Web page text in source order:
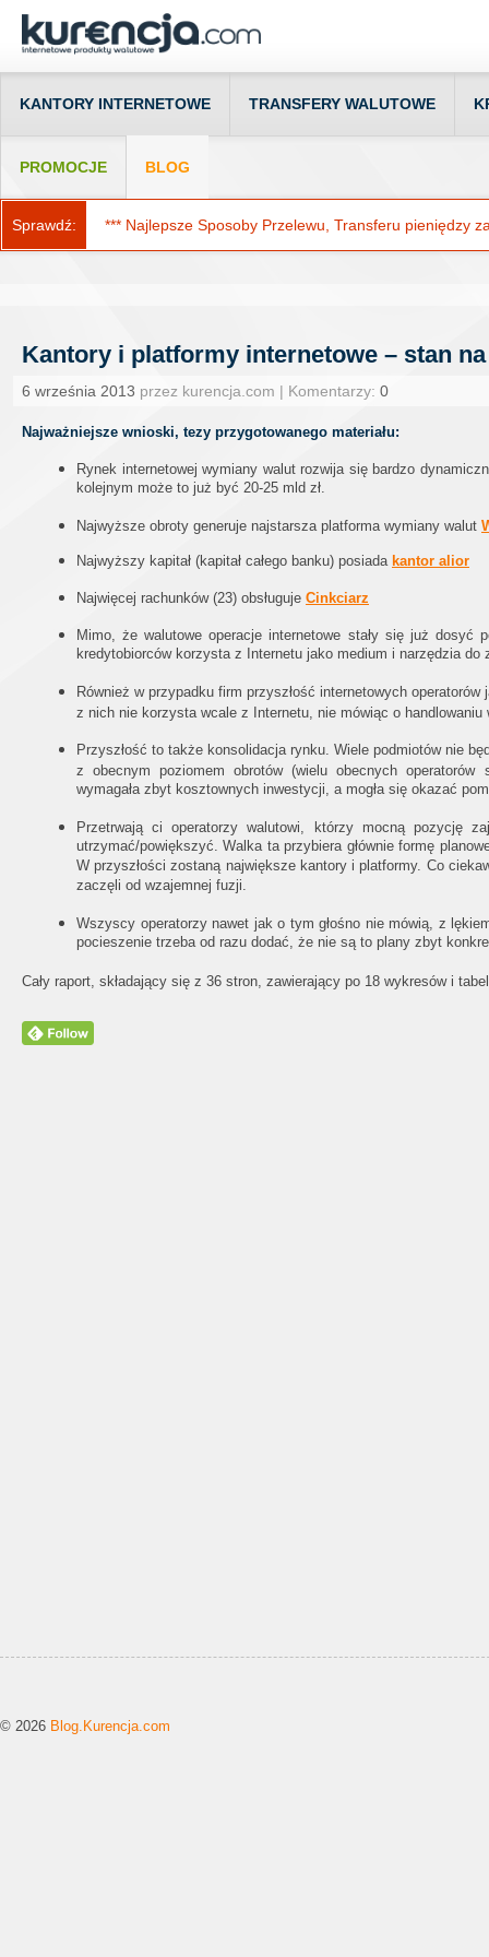
KANTORY INTERNETOWE TRANSFERY WALUTOWE
PROMOCJE BLOG
Sprawdź: *** Najlepsze Sposoby Przelewu, Transferu pieniędzy
Kantory i platformy internetowe – stan na
6 września 2013 przez kurencja.com | Komentarzy: 0
Najważniejsze wnioski, tezy przygotowanego materiału:
Rynek internetowej wymiany walut rozwija się bardzo
kolejnym może to już być 20-25 mld zł.
Najwyższe obroty generuje najstarsza platforma wymiany walut
Najwyższy kapitał (kapitał całego banku) posiada kantor alior
Najwięcej rachunków (23) obsługuje Cinkciarz
Mimo, że walutowe operacje internetowe stały się już dosyć
kredytobiorców korzysta z Internetu jako medium i narzędzia do
Również w przypadku firm przyszłość internetowych
z nich nie korzysta wcale z Internetu, nie mówiąc o handlowaniu
Przyszłość to także konsolidacja rynku. Wiele podmiotów nie
z obecnym poziomem obrotów (wielu obecnych
wymagała zbyt kosztownych inwestycji, a mogła się okazać
Przetrwają ci operatorzy walutowi, którzy mocną pozycję
utrzymać/powiększyć. Walka ta przybiera głównie formę
W przyszłości zostaną największe kantory i platformy. Co
zaczęli od wzajemnej fuzji.
Wszyscy operatorzy nawet jak o tym głośno nie mówią, z
pocieszenie trzeba od razu dodać, że nie są to plany zbyt
Cały raport, składający się z 36 stron, zawierający po 18 wykresów i
© 2026 Blog.Kurencja.com